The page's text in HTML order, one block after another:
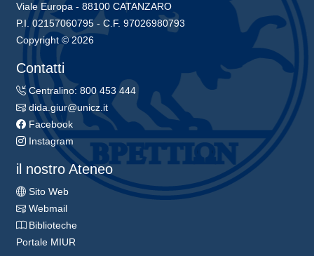
Viale Europa - 88100 CATANZARO
P.I. 02157060795 - C.F. 97026980793
Copyright © 2026
Contatti
Centralino: 800 453 444
dida.giur@unicz.it
Facebook
Instagram
il nostro Ateneo
Sito Web
Webmail
Biblioteche
Portale MIUR